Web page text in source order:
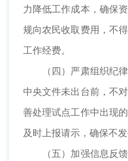
力降低工作成本，确保
规向农民收取费用，不
工作经费。
（四）严肃组织纪律
中央文件未出台前，不
善处理试点工作中出现
及时上报请示，确保不发
（五）加强信息反馈